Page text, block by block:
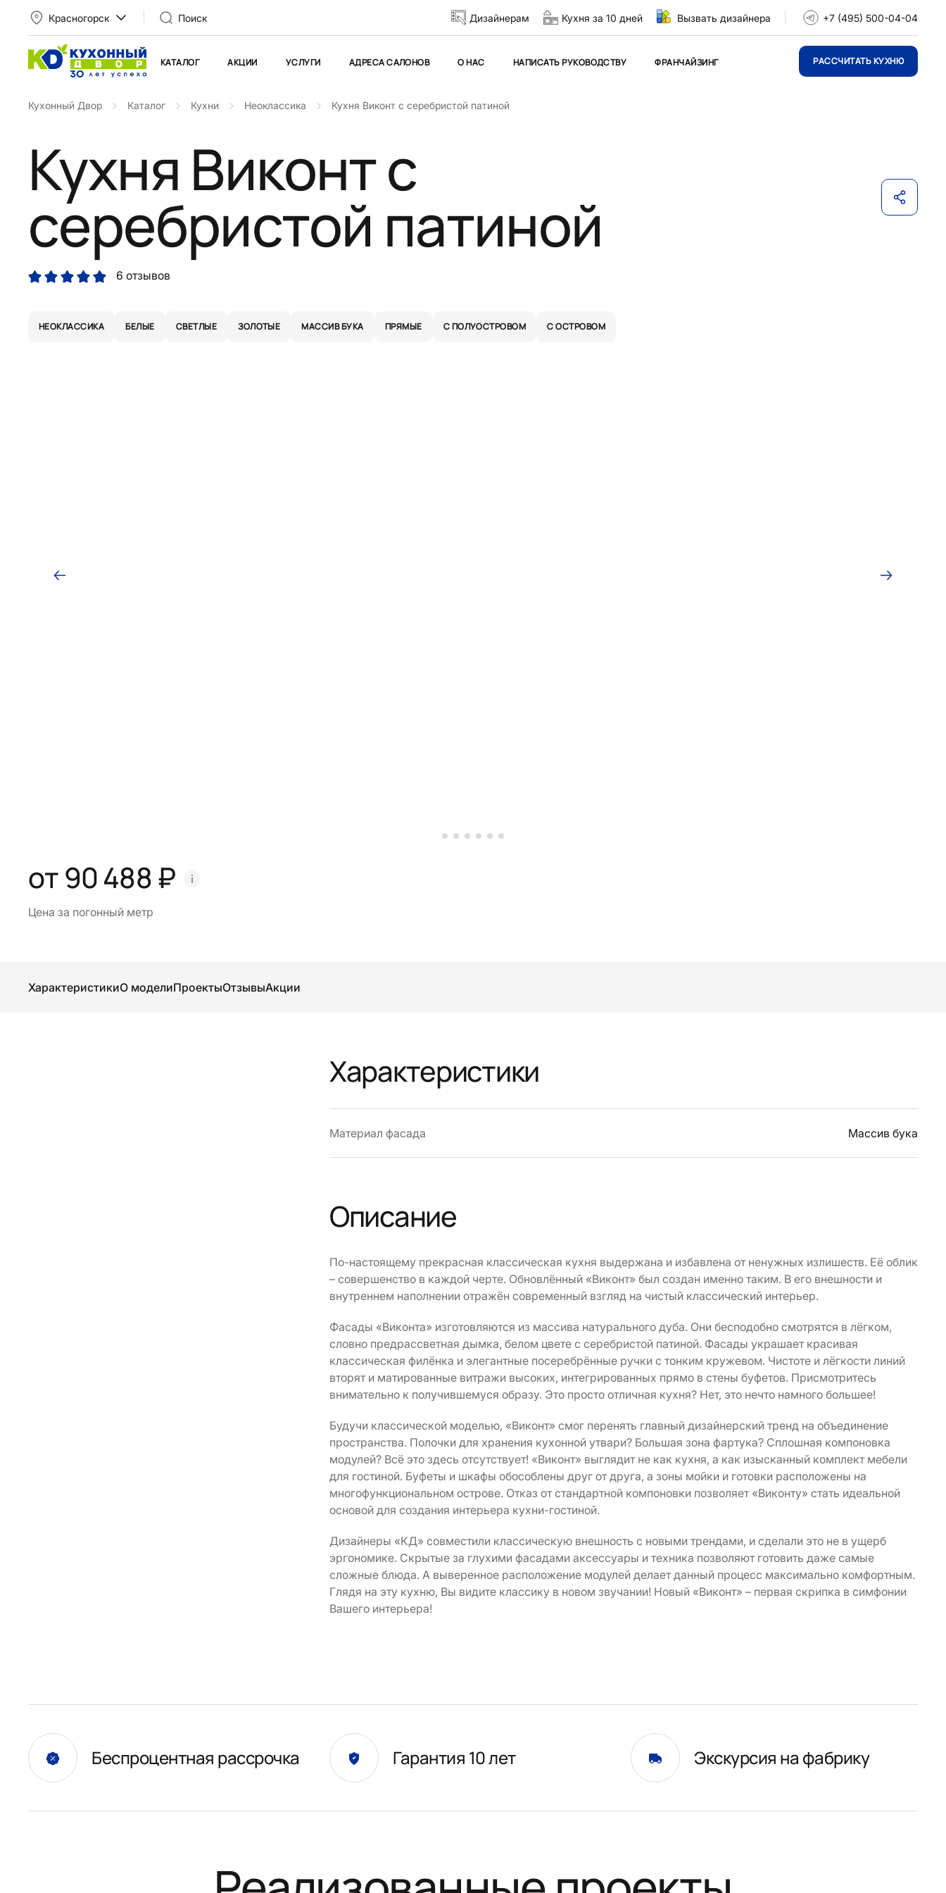
Красногорск Поиск Дизайнерам Кухня за 10 дней Вызвать дизайнера +7 (495) 500-04-04
КАТАЛОГ АКЦИИ УСЛУГИ АДРЕСА САЛОНОВ О НАС НАПИСАТЬ РУКОВОДСТВУ ФРАНЧАЙЗИНГ РАССЧИТАТЬ КУХНЮ
Кухонный Двор Каталог Кухни Неоклассика Кухня Виконт с серебристой патиной
Кухня Виконт с
серебристой патиной
6 отзывов
НЕОКЛАССИКА БЕЛЫЕ СВЕТЛЫЕ ЗОЛОТЫЕ МАССИВ БУКА ПРЯМЫЕ С ПОЛУОСТРОВОМ С ОСТРОВОМ
от 90 488 ₽
Цена за погонный метр
ХарактеристикиО моделиПроектыОтзывыАкции
Характеристики
Материал фасада Массив бука
Описание
По-настоящему прекрасная классическая кухня выдержана и избавлена от ненужных излишеств. Её облик
– совершенство в каждой черте. Обновлённый «Виконт» был создан именно таким. В его внешности и
внутреннем наполнении отражён современный взгляд на чистый классический интерьер.
Фасады «Виконта» изготовляются из массива натурального дуба. Они бесподобно смотрятся в лёгком,
словно предрассветная дымка, белом цвете с серебристой патиной. Фасады украшает красивая
классическая филёнка и элегантные посеребрённые ручки с тонким кружевом. Чистоте и лёгкости линий
вторят и матированные витражи высоких, интегрированных прямо в стены буфетов. Присмотритесь
внимательно к получившемуся образу. Это просто отличная кухня? Нет, это нечто намного большее!
Будучи классической моделью, «Виконт» смог перенять главный дизайнерский тренд на объединение
пространства. Полочки для хранения кухонной утвари? Большая зона фартука? Сплошная компоновка
модулей? Всё это здесь отсутствует! «Виконт» выглядит не как кухня, а как изысканный комплект мебели
для гостиной. Буфеты и шкафы обособлены друг от друга, а зоны мойки и готовки расположены на
многофункциональном острове. Отказ от стандартной компоновки позволяет «Виконту» стать идеальной
основой для создания интерьера кухни-гостиной.
Дизайнеры «КД» совместили классическую внешность с новыми трендами, и сделали это не в ущерб
эргономике. Скрытые за глухими фасадами аксессуары и техника позволяют готовить даже самые
сложные блюда. А выверенное расположение модулей делает данный процесс максимально комфортным.
Глядя на эту кухню, Вы видите классику в новом звучании! Новый «Виконт» – первая скрипка в симфонии
Вашего интерьера!
Беспроцентная рассрочка Гарантия 10 лет Экскурсия на фабрику